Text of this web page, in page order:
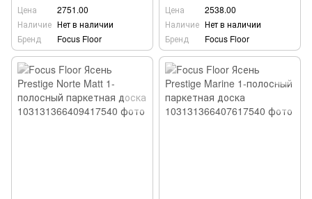
Цена
2751.00
Наличие Нет в наличии
Бренд
Focus Floor
Цена
2538.00
Наличие Нет в наличии
Бренд
Focus Floor